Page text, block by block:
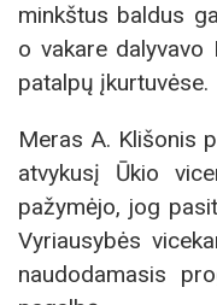
minkštus baldus
o vakare dalyvavo
patalpų įkurtuvėse.
Meras A. Klišonis
atvykusį Ūkio
pažymėjo, jog
Vyriausybės
naudodamasis